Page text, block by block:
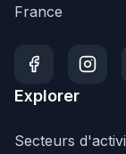
France
Explorer
Secteurs